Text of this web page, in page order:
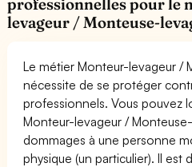
professionnelles pour le
levageur / Monteuse-
Le métier Monteur-levageur /
nécessite de se protéger
professionnels. Vous pouvez
Monteur-levageur /
dommages à une personne
physique (un particulier). Il est